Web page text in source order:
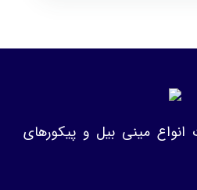
مینی بیل و پیکورهای